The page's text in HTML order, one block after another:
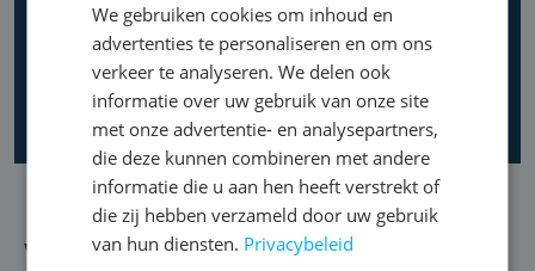
Vocht in de kelder bestrijden
We gebruiken cookies om inhoud en
advertenties te personaliseren en om ons
verkeer te analyseren. We delen ook
informatie over uw gebruik van onze site
met onze advertentie- en analysepartners,
die deze kunnen combineren met andere
informatie die u aan hen heeft verstrekt of
die zij hebben verzameld door uw gebruik
van hun diensten. Privacybeleid